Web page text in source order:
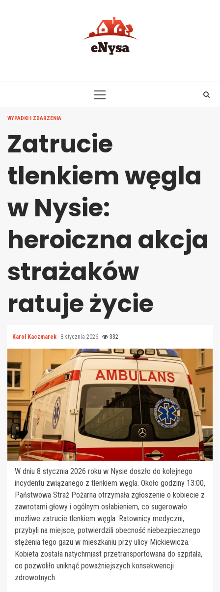
PRIMARY
WYPADKI I ZDARZENIA
Zatrucie
tlenkiem węgla
w Nysie:
heroiczna akcja
strażaków
ratuje życie
Karol Kaczmarek 8 stycznia 2026 332
W dniu 8 stycznia 2026 roku w Nysie doszło do kolejnego
incydentu związanego z tlenkiem węgla. Około godziny 13:00,
Państwowa Straż Pożarna otrzymała zgłoszenie o kobiecie z
zawrotami głowy i ogólnym osłabieniem, co sugerowało
możliwe zatrucie tlenkiem węgla. Ratownicy medyczni,
przybyli na miejsce, potwierdzili obecność niebezpiecznego
stężenia tego gazu w mieszkaniu przy ulicy Mickiewicza.
Kobieta została natychmiast przetransportowana do szpitala,
co pozwoliło uniknąć poważniejszych konsekwencji
zdrowotnych.